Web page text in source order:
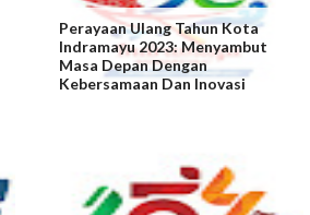
Perayaan Ulang Tahun Kota
Indramayu 2023: Menyambut
Masa Depan Dengan
Kebersamaan Dan Inovasi